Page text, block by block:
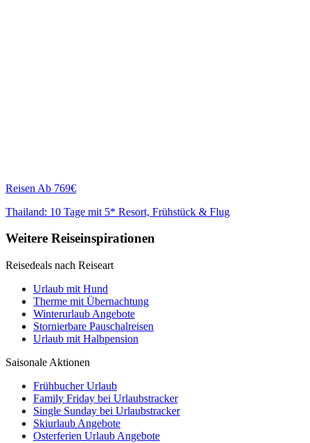
Reisen Ab 769€
Thailand: 10 Tage mit 5* Resort, Frühstück & Flug
Weitere Reiseinspirationen
Reisedeals nach Reiseart
Urlaub mit Hund
Therme mit Übernachtung
Winterurlaub Angebote
Stornierbare Pauschalreisen
Urlaub mit Halbpension
Saisonale Aktionen
Frühbucher Urlaub
Family Friday bei Urlaubstracker
Single Sunday bei Urlaubstracker
Skiurlaub Angebote
Osterferien Urlaub Angebote